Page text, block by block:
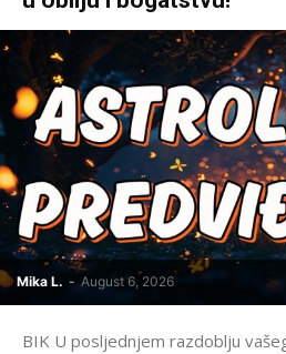
Mika L. - August 6, 2026
BIK U posljednjem razdoblju